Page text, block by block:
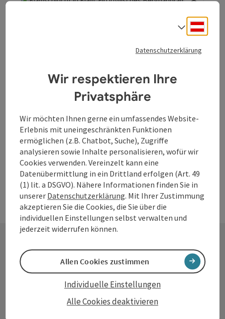
Grabsteine, Gestecke und Kerzen passen nicht in das
Moose und Schnee schmücken jahreszeitlich passend die
Gräber unter den Bäumen. So werden sie zu individuellen
Orten des Erinnerns und Gedenkens.
Die Klamschlucht war über Jahrhunderte eine
wirtschaftliche Lebensader in unserer Region. Säger,
Müller, Schmiede und Köhler nutzten die Kraft des
Wassers und es herrschte reges Leben und Treiben
zwischen den steilen Abhängen und Felsen unterhalb der
Burg Clam.
Öffnungszeiten
MOMontag geöffnet
DI Dienstag geöffnet
MIMittwoch geöffnet
DO Donnerstag geöffnet
FR Freitag geöffnet
SA Samstag geöffnet
SO Sonntag geöffnet
FE Feiertag geöffnet
Kontakt
Tourismusverband Donauregion
Datenschutzerklärung
Wir respektieren Ihre
Privatsphäre
Wir möchten Ihnen gerne ein umfassendes Website-
Erlebnis mit uneingeschränkten Funktionen
ermöglichen (z.B. Chatbot, Suche), Zugriffe
analysieren sowie Inhalte personalisieren, wofür wir
Cookies verwenden. Vereinzelt kann eine
Datenübermittlung in ein Drittland erfolgen (Art. 49
(1) lit. a DSGVO). Nähere Informationen finden Sie in
unserer Datenschutzerklärung. Mit Ihrer Zustimmung
akzeptieren Sie die Cookies, die Sie über die
individuellen Einstellungen selbst verwalten und
jederzeit widerrufen können.
Alle Cookies deaktivieren
Individuelle Einstellungen
Allen Cookies zustimmen